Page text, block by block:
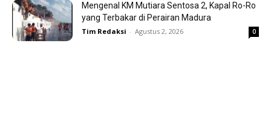
Mengenal KM Mutiara Sentosa 2, Kapal Ro-Ro
yang Terbakar di Perairan Madura
Tim Redaksi - Agustus 2, 2026 0